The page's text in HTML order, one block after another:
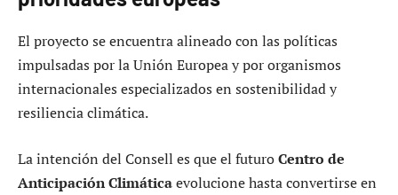
El proyecto se encuentra alineado con las políticas
impulsadas por la Unión Europea y por organismos
internacionales especializados en sostenibilidad y
resiliencia climática.
La intención del Consell es que el futuroCentro de
Anticipación Climáticaevolucione hasta convertirse en